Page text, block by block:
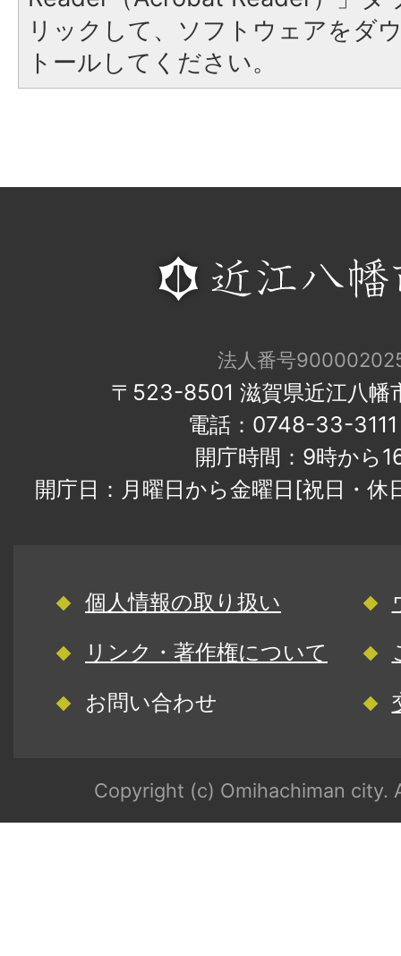
リックして、ソフトウェアをダ
トールしてください。
法人番号
〒523-8501 滋賀県近江八幡
電話：0748-33-
開庁時間：9時から
開庁日：月曜日から金曜日[祝日・
個人情報の取り扱い
リンク・著作権について
お問い合わせ
Copyright (c) Omihachiman city.